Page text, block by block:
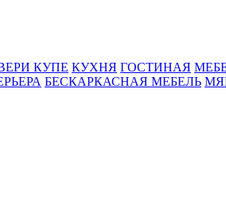
КУПЕ КУХНЯ ГОСТИНАЯ
БЕСКАРКАСНАЯ МЕБЕЛЬ